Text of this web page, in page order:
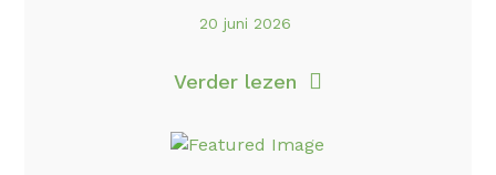
20 juni 2026
Verder lezen